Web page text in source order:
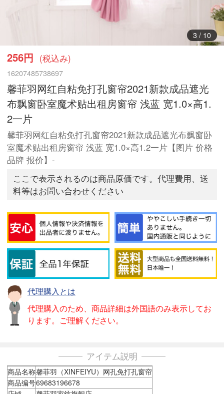
3/ 10
256円 (税込み)
16207485738697
馨菲羽网红自粘免打孔窗帘2021新款成品遮光
布飘窗卧室魔术贴出租房窗帘 浅蓝 宽1.0×高1.
2一片
馨菲羽网红自粘免打孔窗帘2021新款成品遮光布飘窗卧
室魔术贴出租房窗帘 浅蓝 宽1.0×高1.2一片【图片 价格
品牌 报价】-
ここで表示されるのは商品原価です。代理費用、送
料等はお問い合わせください
代理購入とは
代理購入のため、商品詳細は外国語のみ表示してお
ります。ご理解ください。
アイテム説明
商品名称馨菲羽（XINFEIYU）网孔免打孔窗帘
商品编号69683196678